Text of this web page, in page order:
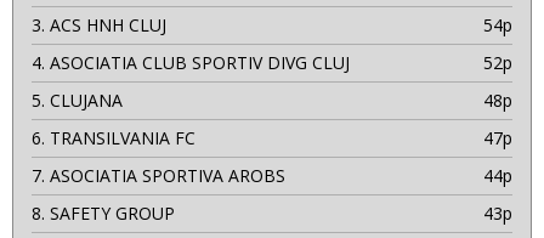
3. ACS HNH CLUJ
54p
4. ASOCIATIA CLUB SPORTIV DIVG CLUJ
52p
5. CLUJANA
48p
6. TRANSILVANIA FC
47p
7. ASOCIATIA SPORTIVA AROBS
44p
8. SAFETY GROUP
43p